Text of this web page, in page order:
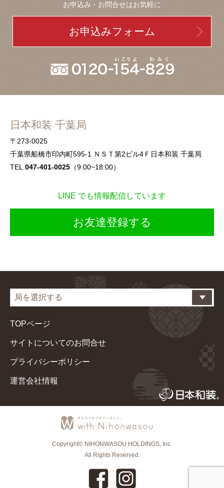
お申込み・お問合せはお気軽に
お申込みフォーム
日本和装 千葉局
〒273-0025
千葉県船橋市印内町595-1 ＮＳＴ第2ビル4Ｆ日本和装 千葉局
TEL. 047-401-0025 （9:00~18:00）
LINE でも情報配信しています
お友達登録する
TOPページ
サイトについてのお問合せ
プライバシーポリシー
運営会社情報
Copyright© NIHONWASOU HOLDINGS, Inc.
All Rights Reserved.